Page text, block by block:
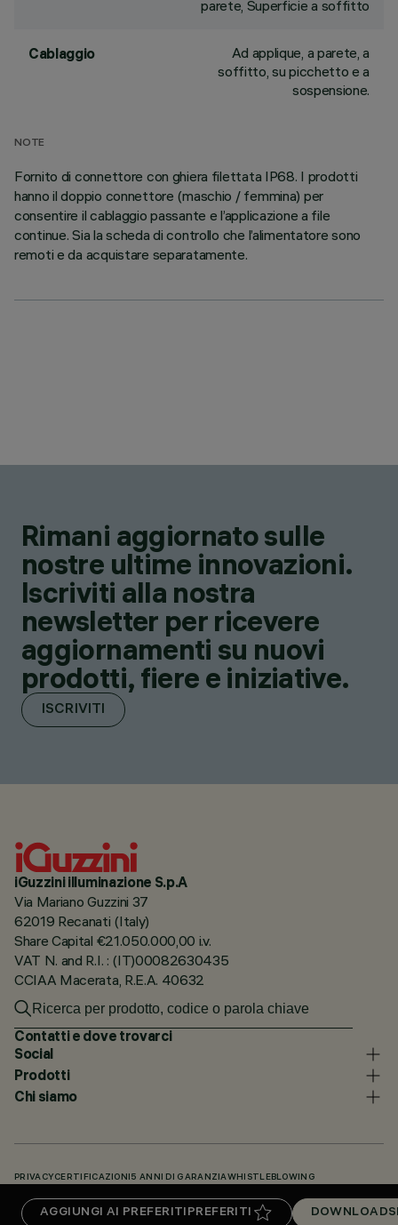
AGGIUNGI AI PREFERITI PREFERITI DOWNLOADS
parete, Superficie a soffitto
Cablaggio
Ad applique, a parete, a
soffitto, su picchetto e a
sospensione.
NOTE
Fornito di connettore con ghiera filettata IP68. I prodotti
hanno il doppio connettore (maschio / femmina) per
consentire il cablaggio passante e l’applicazione a file
continue. Sia la scheda di controllo che l’alimentatore sono
remoti e da acquistare separatamente.
Rimani aggiornato sulle
nostre ultime innovazioni.
Iscriviti alla nostra
newsletter per ricevere
aggiornamenti su nuovi
prodotti, fiere e iniziative.
ISCRIVITI
iGuzzini illuminazione S.p.A
Via Mariano Guzzini 37
62019 Recanati (Italy)
Share Capital €21.050.000,00 i.v.
VAT N. and R.I. : (IT)00082630435
CCIAA Macerata, R.E.A. 40632
Contatti e dove trovarci
Social
Prodotti
Chi siamo
PRIVACY CERTIFICAZIONI 5 ANNI DI GARANZIAWHISTLEBLOWING
KNOWLEDGE BASE (LOGIN NECESSARIO)DOWNLOADS